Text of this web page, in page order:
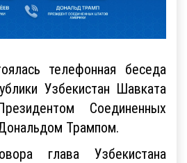
телефонная беседа
Узбекистан Шавката
Соединенных
Трампом.
глава Узбекистана